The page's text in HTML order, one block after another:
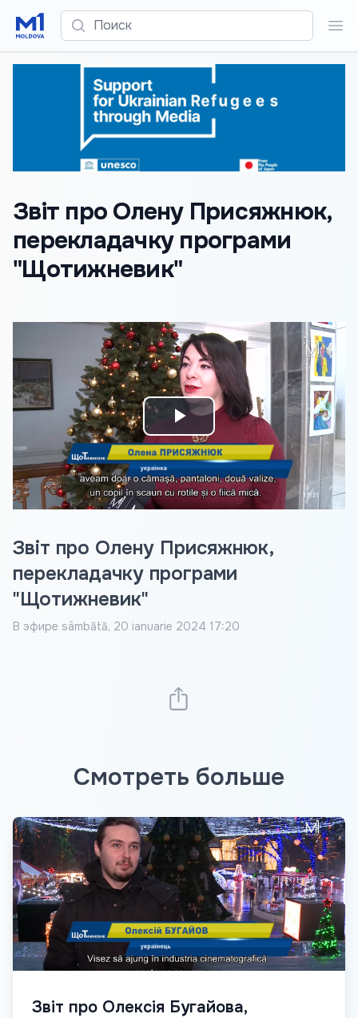
Поиск
Звіт про Олену Присяжнюк,
перекладачку програми
"Щотижневик"
Play
Video
Звіт про Олену Присяжнюк,
перекладачку програми
"Щотижневик"
В эфире sâmbătă, 20 ianuarie 2024 17:20
Смотреть больше
Звіт про Олексія Бугайова,